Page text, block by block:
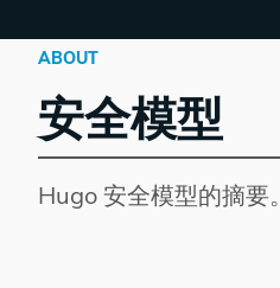
ABOUT
安全模型
Hugo 安全模型的摘要。